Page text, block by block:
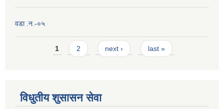
वडा .न.-०५
Pages1 2 next › last »
विधुतीय शुसासन सेवा